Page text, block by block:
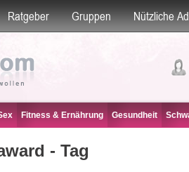
Ratgeber Gruppen Nützliche
Fitness & Ernährung Gesundheit
- Tag